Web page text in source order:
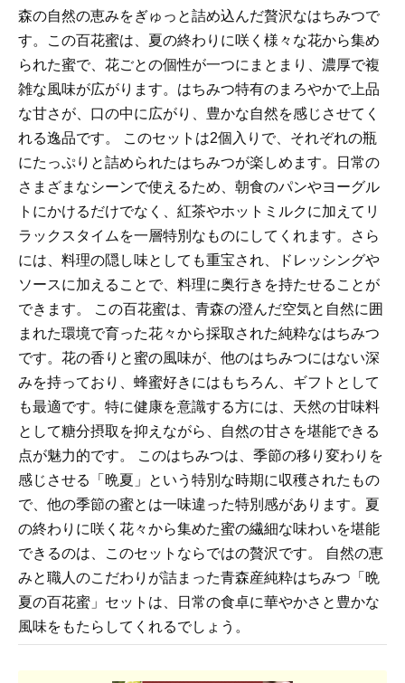
森の自然の恵みをぎゅっと詰め込んだ贅沢なはちみつで
す。この百花蜜は、夏の終わりに咲く様々な花から集め
られた蜜で、花ごとの個性が一つにまとまり、濃厚で複
雑な風味が広がります。はちみつ特有のまろやかで上品
な甘さが、口の中に広がり、豊かな自然を感じさせてく
れる逸品です。 このセットは2個入りで、それぞれの瓶
にたっぷりと詰められたはちみつが楽しめます。日常の
さまざまなシーンで使えるため、朝食のパンやヨーグル
トにかけるだけでなく、紅茶やホットミルクに加えてリ
ラックスタイムを一層特別なものにしてくれます。さら
には、料理の隠し味としても重宝され、ドレッシングや
ソースに加えることで、料理に奥行きを持たせることが
できます。 この百花蜜は、青森の澄んだ空気と自然に囲
まれた環境で育った花々から採取された純粋なはちみつ
です。花の香りと蜜の風味が、他のはちみつにはない深
みを持っており、蜂蜜好きにはもちろん、ギフトとして
も最適です。特に健康を意識する方には、天然の甘味料
として糖分摂取を抑えながら、自然の甘さを堪能できる
点が魅力的です。 このはちみつは、季節の移り変わりを
感じさせる「晩夏」という特別な時期に収穫されたもの
で、他の季節の蜜とは一味違った特別感があります。夏
の終わりに咲く花々から集めた蜜の繊細な味わいを堪能
できるのは、このセットならではの贅沢です。 自然の恵
みと職人のこだわりが詰まった青森産純粋はちみつ「晩
夏の百花蜜」セットは、日常の食卓に華やかさと豊かな
風味をもたらしてくれるでしょう。